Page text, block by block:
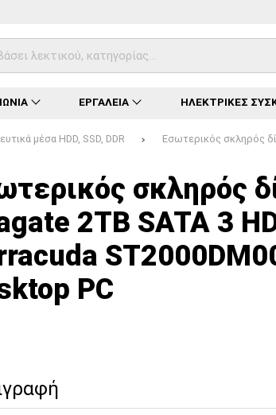
Φόρτωση...
Φόρτωση...
Φόρτωση...
ΕΡΓΑΛΕΙΑ
Φόρτωση...
ΗΛΕΚΤΡΙΚΕΣ
Φόρτωση...
Φόρτωση...
Φόρτωση...
μέσα HDD, SSD, DDR Εσωτερικός σκληρός
σκληρός
2TB SATA 3
PC